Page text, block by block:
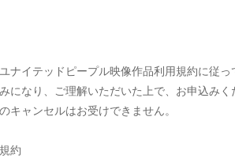
ナイテッドピープル映像作品利用規約に従っ
になり、ご理解いただいた上で、お申込み
キャンセルはお受けできません。
約